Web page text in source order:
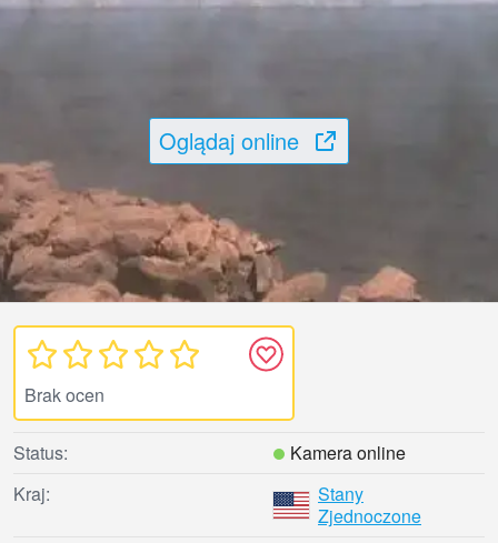
Oglądaj online
Brak ocen
Status:
Kamera online
Kraj:
Stany
Zjednoczone